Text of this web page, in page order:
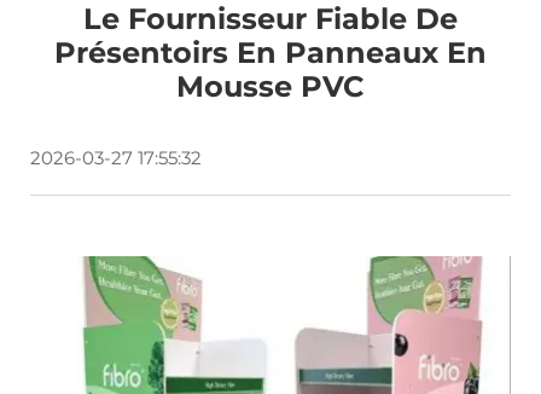
Le Fournisseur Fiable De
Présentoirs En Panneaux En
Mousse PVC
2026-03-27 17:55:32